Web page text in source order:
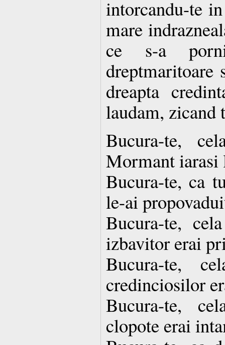
intorcandu-te
mare
ce s-a
dreapta
laudam, zicand
Bucura-te,
Mormant iarasi
Bucura-te, ca
le-ai
Bucura-te,
izbavitor erai
Bucura-te,
credinciosilor
Bucura-te,
clopote erai